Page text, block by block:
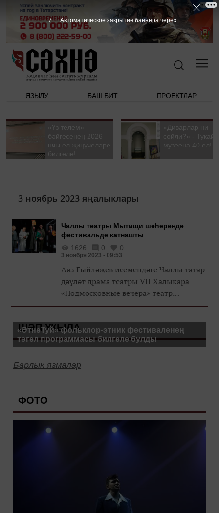
ЯЗЫЛУ БАШ БИТ ПРОЕКТЛАР
«Үз телем»
бәйгесенең 2026
нчы ел җиңүчеләре
билгеле!
«Диварлар ни
сөйли?» - Тукай
музеена 40 ел!
3 ноябрь 2023 яңалыклары
Чаллы театры Мытищи шәһәрендә
фестивальдә катнашты
1626
0 0
3 ноября 2023 - 09:53
Аяз Гыйләҗев исемендәге Чаллы татар
дәүләт драма театры VII Халыкара
«Подмосковные вечера» театр
фестивалендә катнашты.
ШӘП УКЫЛА
«ӘтнәТуй» фольклор-этник фестиваленең
төгәл программасы билгеле булды
Барлык язмалар
ФОТО
7 Автоматическое закрытие баннера через